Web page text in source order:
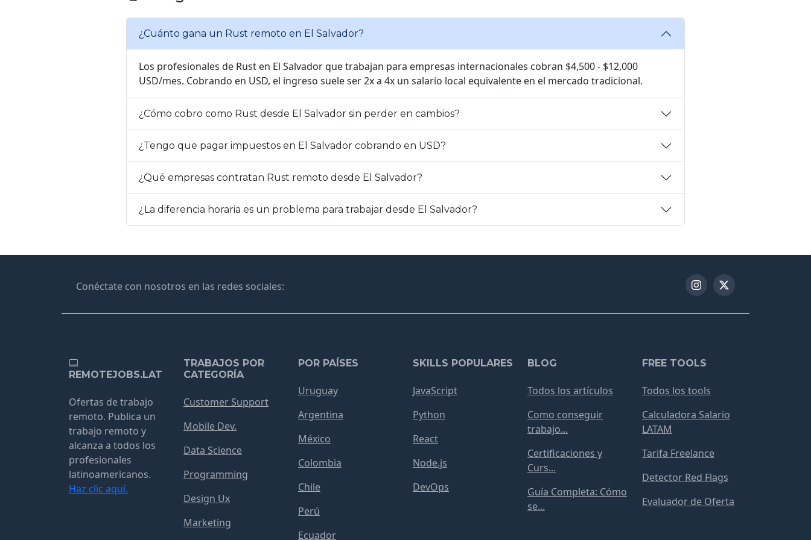
¿Cuánto gana un Rust remoto en El Salvador?
Los profesionales de Rust en El Salvador que trabajan para empresas internacionales cobran $4,500 - $12,000
USD/mes. Cobrando en USD, el ingreso suele ser 2x a 4x un salario local equivalente en el mercado tradicional.
¿Cómo cobro como Rust desde El Salvador sin perder en cambios?
¿Tengo que pagar impuestos en El Salvador cobrando en USD?
¿Qué empresas contratan Rust remoto desde El Salvador?
¿La diferencia horaria es un problema para trabajar desde El Salvador?
Conéctate con nosotros en las redes sociales:
REMOTEJOBS.LAT
Ofertas de trabajo
remoto. Publica un
trabajo remoto y
alcanza a todos los
profesionales
latinoamericanos.
Haz clic aquí.
TRABAJOS POR
CATEGORÍA
Customer Support
Mobile Dev.
Data Science
Programming
Design Ux
Marketing
POR PAÍSES
Uruguay
Argentina
México
Colombia
Chile
Perú
Ecuador
SKILLS POPULARES
JavaScript
Python
React
Node.js
DevOps
BLOG
Todos los artículos
Como conseguir
trabajo...
Certificaciones y
Curs...
Guía Completa: Cómo
se...
FREE TOOLS
Todos los tools
Calculadora Salario
LATAM
Tarifa Freelance
Detector Red Flags
Evaluador de Oferta